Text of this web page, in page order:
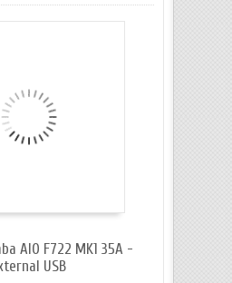
AIO F722 MK1 35A -
USB